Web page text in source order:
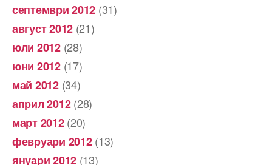
септември 2012 (31)
август 2012 (21)
юли 2012(28)
юни 2012(17)
май 2012(34)
април 2012(28)
март 2012(20)
февруари 2012(13)
януари 2012 (13)